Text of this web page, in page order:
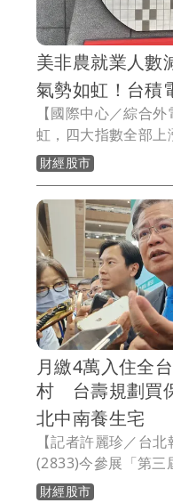
美非農就業人
氣勢如虹！台積
【國際中心／綜合
虹，四大指數全部上
數上漲123.93點、
29.72點、那斯達克
費城半導體指數上
面，台積電ADR上
財經股市
月繳4萬入住全
村 台壽規劃買
北中南養生宅
【記者許麗珍／台
(2833)今參展「第三
會」並首度亮相全
財經股市